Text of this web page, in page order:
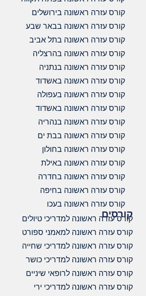
קורס עזרה ראשונה בירושלים
קורס עזרה ראשונה בבאר שבע
קורס עזרה ראשונה בתל אביב
קורס עזרה ראשונה בהרצליה
קורס עזרה ראשונה בנתניה
קורס עזרה ראשונה באשדוד
קורס עזרה ראשונה בעפולה
קורס עזרה ראשונה באשדוד
קורס עזרה ראשונה בנהריה
קורס עזרה ראשונה בבת ים
קורס עזרה ראשונה בחולון
קורס עזרה ראשונה באילת
קורס עזרה ראשונה בחדרה
קורס עזרה ראשונה בחיפה
קורס עזרה ראשונה בעכו
קורסים
קורס עזרה ראשונה למדריכי טיולים
קורס עזרה ראשונה למאמני ספורט
קורס עזרה ראשונה למדריכי שחייה
קורס עזרה ראשונה למדריכי כושר
קורס עזרה ראשונה לרופאי שיניים
קורס עזרה ראשונה למדריכי ירי